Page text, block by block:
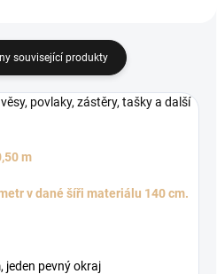
související produkty
povlaky, zástěry, tašky a další
m
v dané šíři materiálu 140 cm.
jeden pevný okraj